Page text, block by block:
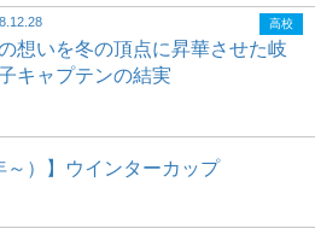
想いを冬の頂点に昇華させた岐
キャプテンの結実
高校
～）】ウインターカップ